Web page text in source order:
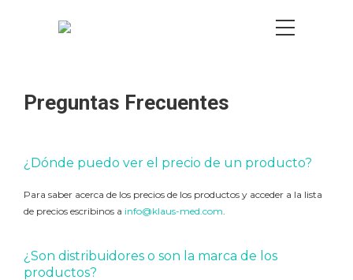
Preguntas Frecuentes
¿Dónde puedo ver el precio de un producto?
Para saber acerca de los precios de los productos y acceder a la lista
de precios escribinos a info@klaus-med.com.
¿Son distribuidores o son la marca de los
productos?